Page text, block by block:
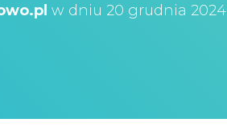
w dniu 20 grudnia 2024